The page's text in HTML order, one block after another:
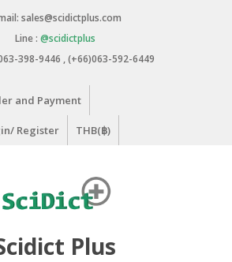
sales@scidictplus.com
Line : @scidictplus
398-9446 , (+66)063-592-6449
and Payment
Register THB(฿)
Plus